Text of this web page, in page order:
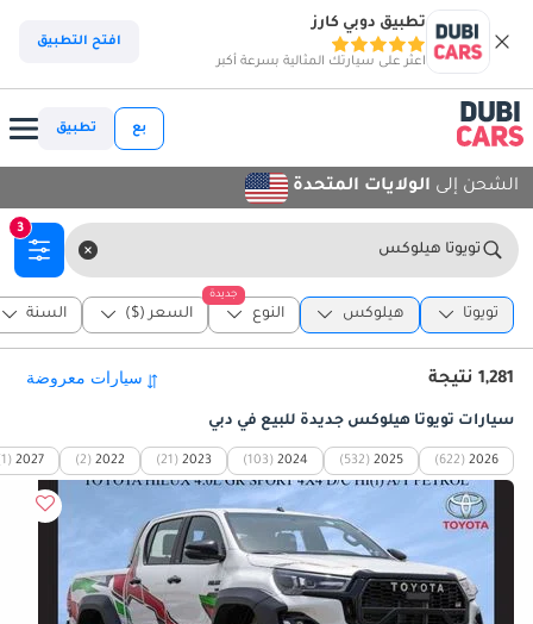
تطبيق دوبي كارز
اعثر على سيارتك المثالية بسرعة أكبر
افتح التطبيق
بع تطبيق
الشحن إلى الولايات المتحدة
تويوتا هيلوكس
3
تويوتا هيلوكس
جديدة
النوع السعر ($) السنة
1,281 نتيجة
سيارات تويوتا هيلوكس جديدة للبيع في دبي
2026
(622)
2025
(532)
2024
(103)
2023
(21)
2022
(2)
2027